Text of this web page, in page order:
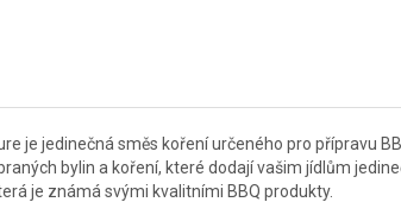
je jedinečná směs koření určeného pro přípravu
bylin a koření, které dodají vašim jídlům
je známá svými kvalitními BBQ produkty.